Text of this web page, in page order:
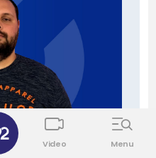
Video Menu